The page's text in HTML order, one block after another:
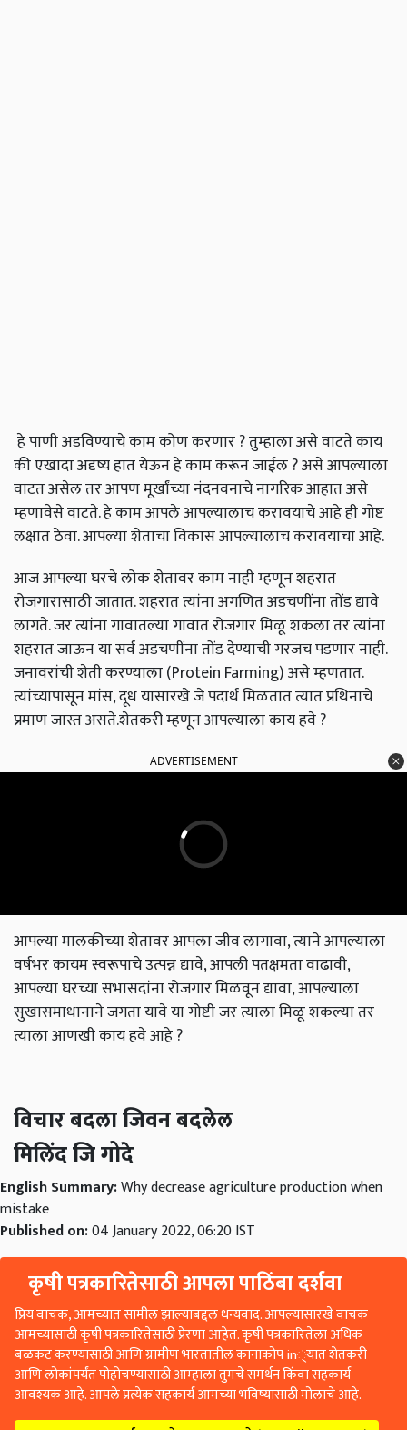
हे पाणी अडविण्याचे काम कोण करणार ? तुम्हाला असे वाटते काय
की एखादा अदृष्य हात येऊन हे काम करून जाईल ? असे आपल्याला
वाटत असेल तर आपण मूर्खांच्या नंदनवनाचे नागरिक आहात असे
म्हणावेसे वाटते. हे काम आपले आपल्यालाच करावयाचे आहे ही गोष्ट
लक्षात ठेवा. आपल्या शेताचा विकास आपल्यालाच करावयाचा आहे.
आज आपल्या घरचे लोक शेतावर काम नाही म्हणून शहरात
रोजगारासाठी जातात. शहरात त्यांना अगणित अडचणींना तोंड द्यावे
लागते. जर त्यांना गावातल्या गावात रोजगार मिळू शकला तर त्यांना
शहरात जाऊन या सर्व अडचणींना तोंड देण्याची गरजच पडणार नाही.
जनावरांची शेती करण्याला (Protein Farming) असे म्हणतात.
त्यांच्यापासून मांस, दूध यासारखे जे पदार्थ मिळतात त्यात प्रथिनाचे
प्रमाण जास्त असते.शेतकरी म्हणून आपल्याला काय हवे ?
ADVERTISEMENT
आपल्या मालकीच्या शेतावर आपला जीव लागावा, त्याने आपल्याला
वर्षभर कायम स्वरूपाचे उत्पन्न द्यावे, आपली पतक्षमता वाढावी,
आपल्या घरच्या सभासदांना रोजगार मिळवून द्यावा, आपल्याला
सुखासमाधानाने जगता यावे या गोष्टी जर त्याला मिळू शकल्या तर
त्याला आणखी काय हवे आहे ?
विचार बदला जिवन बदलेल
मिलिंद जि गोदे
English Summary:Why decrease agriculture production when
mistake
Published on:04 January 2022, 06:20 IST
कृषी पत्रकारितेसाठी आपला पाठिंबा दर्शवा
प्रिय वाचक, आमच्यात सामील झाल्याबद्दल धन्यवाद. आपल्यासारखे वाचक
आमच्यासाठी कृषी पत्रकारितेसाठी प्रेरणा आहेत. कृषी पत्रकारितेला अधिक
बळकट करण्यासाठी आणि ग्रामीण भारतातील कानाकोप in्यात शेतकरी
आणि लोकांपर्यंत पोहोचण्यासाठी आम्हाला तुमचे समर्थन किंवा सहकार्य
आवश्यक आहे. आपले प्रत्येक सहकार्य आमच्या भविष्यासाठी मोलाचे आहे.